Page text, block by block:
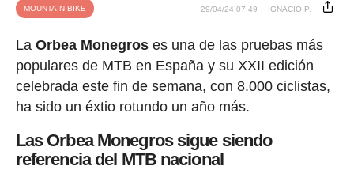
MOUNTAIN BIKE 29/04/24 07:49 IGNACIO P.
La Orbea Monegroses una de las pruebas más
populares de MTB en España y su XXII edición
celebrada este fin de semana, con 8.000 ciclistas,
ha sido un éxtio rotundo un año más.
Las Orbea Monegros sigue siendo
referencia del MTB nacional